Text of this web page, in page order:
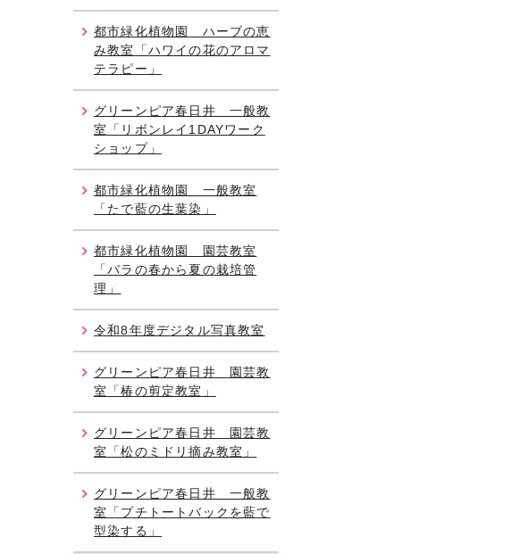
都市緑化植物園 ハーブの恵
み教室「ハワイの花のアロマ
テラピー」
グリーンピア春日井 一般教
室「リボンレイ1DAYワーク
ショップ」
都市緑化植物園 一般教室
「たで藍の生葉染」
都市緑化植物園 園芸教室
「バラの春から夏の栽培管
理」
令和8年度デジタル写真教室
グリーンピア春日井 園芸教
室「椿の剪定教室」
グリーンピア春日井 園芸教
室「松のミドリ摘み教室」
グリーンピア春日井 一般教
室「プチトートバックを藍で
型染する」